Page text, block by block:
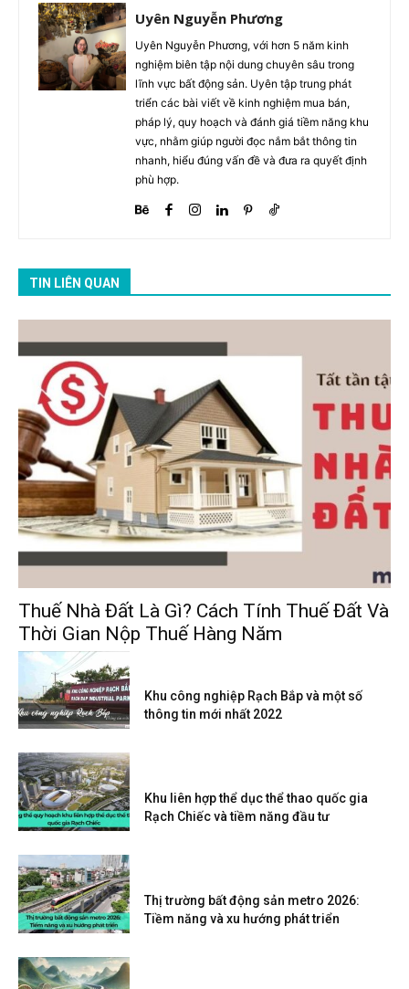
Uyên Nguyễn Phương
Uyên Nguyễn Phương, với hơn 5 năm kinh
nghiệm biên tập nội dung chuyên sâu trong
lĩnh vực bất động sản. Uyên tập trung phát
triển các bài viết về kinh nghiệm mua bán,
pháp lý, quy hoạch và đánh giá tiềm năng khu
vực, nhằm giúp người đọc nắm bắt thông tin
nhanh, hiểu đúng vấn đề và đưa ra quyết định
phù hợp.
TIN LIÊN QUAN
Thuế Nhà Đất Là Gì? Cách Tính Thuế Đất Và
Thời Gian Nộp Thuế Hàng Năm
Khu công nghiệp Rạch Bắp và một số
thông tin mới nhất 2022
Khu liên hợp thể dục thể thao quốc gia
Rạch Chiếc và tiềm năng đầu tư
Thị trường bất động sản metro 2026:
Tiềm năng và xu hướng phát triển